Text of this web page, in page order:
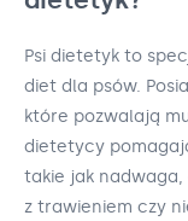
Psi dietetyk to
diet dla psów.
które pozwalają
dietetycy
takie jak
z trawieniem czy